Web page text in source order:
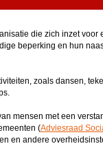
die zich inzet voor
beperking en hun
zoals dansen,
mensen met een
(Adviesraad
en andere